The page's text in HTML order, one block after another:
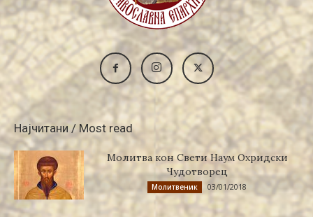
Најчитани / Most read
Молитва кон Свети Наум Охридски
Чудотворец
Молитвеник 03/01/2018